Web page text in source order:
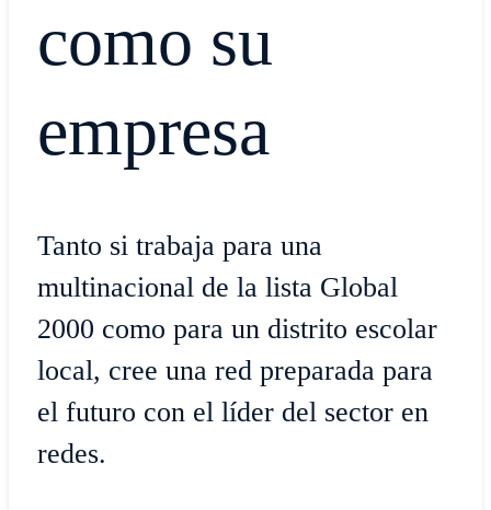
como su
empresa
Tanto si trabaja para una
multinacional de la lista Global
2000 como para un distrito escolar
local, cree una red preparada para
el futuro con el líder del sector en
redes.